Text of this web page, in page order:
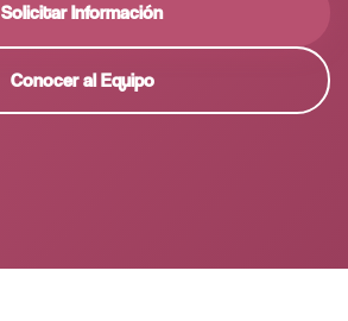
Solicitar Información
Conocer al Equipo